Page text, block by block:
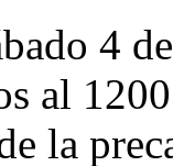
4
al
la